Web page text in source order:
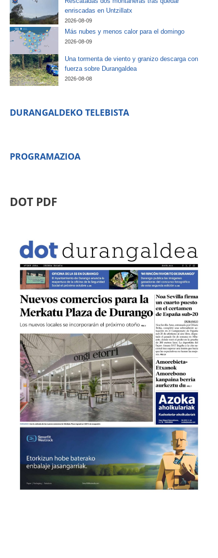
enriscadas en Untzillatx
2026-08-09
Más nubes y menos calor para el domingo
2026-08-09
Una tormenta de viento y granizo descarga con
fuerza sobre Durangaldea
2026-08-08
DURANGALDEKO TELEBISTA
PROGRAMAZIOA
DOT PDF